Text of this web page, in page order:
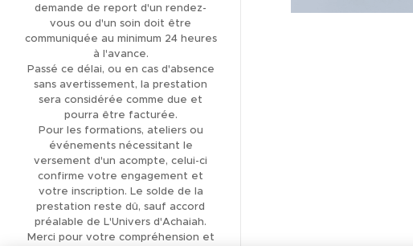
LIBÉRATION DES
MÉMOIRES
FORMATION
MAGNÉTISME ET SOINS
ÉNERGÉTIQUES
FORMATION
CANALISATION
BOUTIQUE EN LIGNE
LITHOTHÉRAPIE
demande de report d'un rendez-
vous ou d'un soin doit être
communiquée au minimum 24 heures
à l'avance.
Passé ce délai, ou en cas d'absence
sans avertissement, la prestation
sera considérée comme due et
pourra être facturée.
Pour les formations, ateliers ou
événements nécessitant le
versement d'un acompte, celui-ci
confirme votre engagement et
votre inscription. Le solde de la
prestation reste dû, sauf accord
préalable de L'Univers d'Achaiah.
Merci pour votre compréhension et